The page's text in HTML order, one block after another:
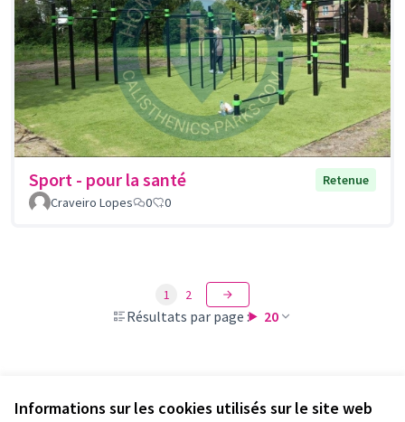
Informations sur les cookies utilisés sur le site web
Sport - pour la santé
Retenue
Craveiro Lopes
0 0
Résultats par page : 20
1 2